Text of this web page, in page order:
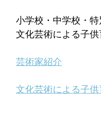
小学校・中学校・
文化芸術による子
芸術家紹介
文化芸術による子